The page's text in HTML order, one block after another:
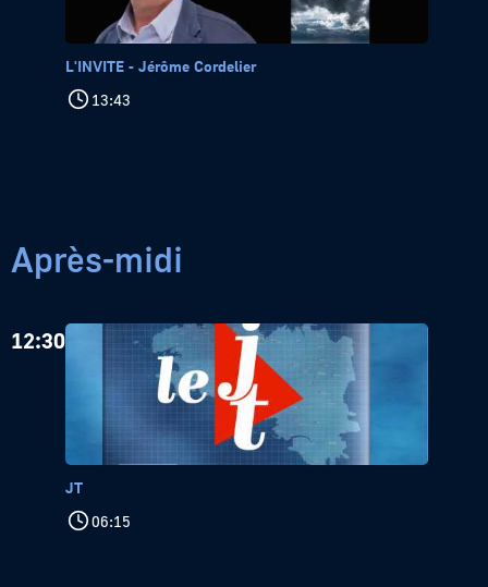
L'INVITE - Jérôme Cordelier
13:43
Après-midi
12:30
JT
06:15